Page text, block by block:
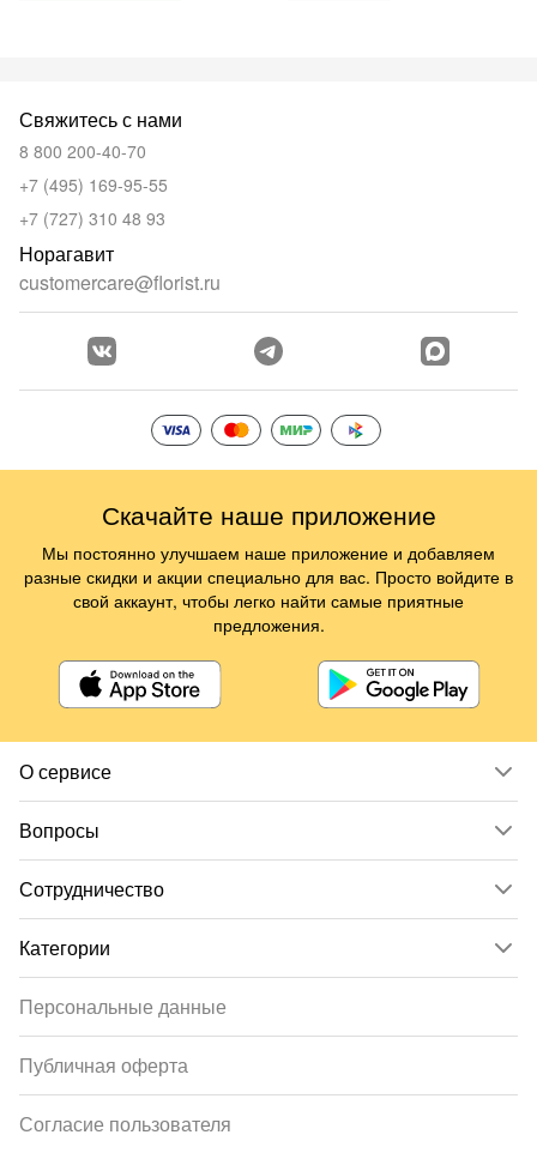
О сервисе
Вопросы
Сотрудничество
Категории
Свяжитесь с нами
8 800 200-40-70
+7 (495) 169-95-55
+7 (727) 310 48 93
Норагавит
customercare@florist.ru
Персональные данные
Публичная оферта
Согласие пользователя
Скачайте наше приложение
Мы постоянно улучшаем наше приложение и добавляем
разные скидки и акции специально для вас. Просто войдите в
свой аккаунт, чтобы легко найти самые приятные
предложения.